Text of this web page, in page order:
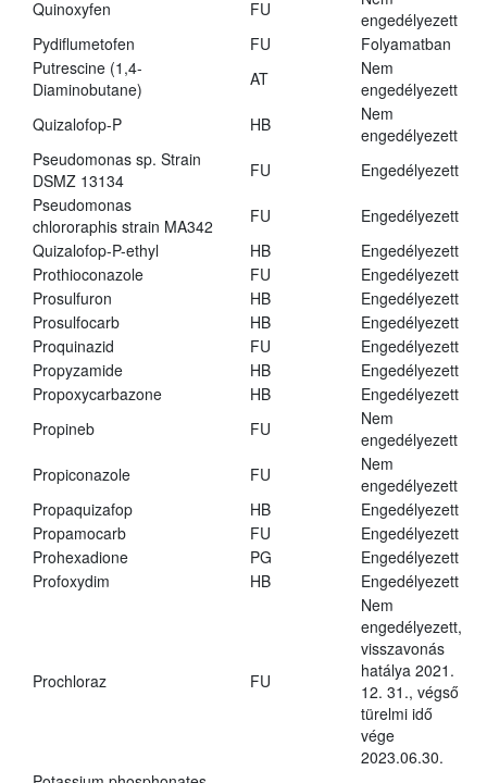
Quinoxyfen FU
engedélyezett
Pydiflumetofen
FU
Folyamatban
Putrescine (1,4-
Diaminobutane)
AT
Nem
engedélyezett
Quizalofop-P
HB
Nem
engedélyezett
Pseudomonas sp. Strain
DSMZ 13134
FU
Engedélyezett
Pseudomonas
chlororaphis strain MA342
FU
Engedélyezett
Quizalofop-P-ethyl
HB
Engedélyezett
Prothioconazole
FU
Engedélyezett
Prosulfuron
HB
Engedélyezett
Prosulfocarb
HB
Engedélyezett
Proquinazid
FU
Engedélyezett
Propyzamide
HB
Engedélyezett
Propoxycarbazone
HB
Engedélyezett
Propineb
FU
Nem
engedélyezett
Propiconazole
FU
Nem
engedélyezett
Propaquizafop
HB
Engedélyezett
Propamocarb
FU
Engedélyezett
Prohexadione
PG
Engedélyezett
Profoxydim
HB Engedélyezett
Prochloraz FU
Nem
engedélyezett,
visszavonás
hatálya 2021.
12. 31., végső
türelmi idő
vége
2023.06.30.